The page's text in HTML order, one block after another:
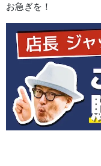
お急ぎを！